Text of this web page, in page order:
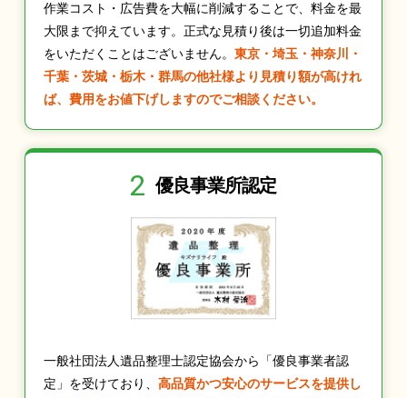
作業コスト・広告費を大幅に削減することで、料金を最
大限まで抑えています。正式な見積り後は一切追加料金
をいただくことはございません。 東京・埼玉・神奈川・
千葉・茨城・栃木・群馬の他社様より見積り額が高けれ
ば、費用をお値下げしますのでご相談ください。
2 優良事業所認定
一般社団法人遺品整理士認定協会から「優良事業者認
定」を受けており、 高品質かつ安心のサービスを提供し